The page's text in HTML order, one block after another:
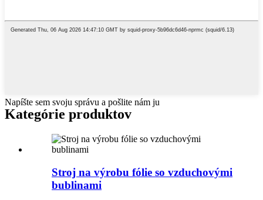
Napíšte sem svoju správu a pošlite nám ju
Kategórie produktov
Stroj na výrobu fólie so vzduchovými
bublinami